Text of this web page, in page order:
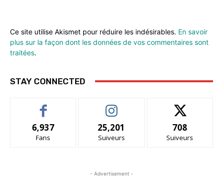
Ce site utilise Akismet pour réduire les indésirables. En savoir
plus sur la façon dont les données de vos commentaires sont
traitées.
STAY CONNECTED
6,937
Fans
25,201
Suiveurs
708
Suiveurs
- Advertisement -